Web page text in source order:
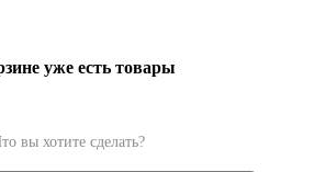
уже есть товары
вы хотите сделать?